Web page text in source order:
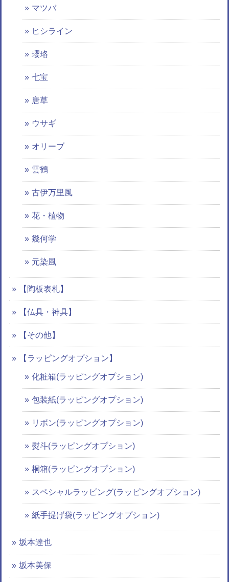
マツバ
ヒシライン
瓔珞
七宝
唐草
ウサギ
オリーブ
雲鶴
古伊万里風
花・植物
幾何学
元染風
【陶板表札】
【仏具・神具】
【その他】
【ラッピングオプション】
化粧箱(ラッピングオプション)
包装紙(ラッピングオプション)
リボン(ラッピングオプション)
熨斗(ラッピングオプション)
桐箱(ラッピングオプション)
スペシャルラッピング(ラッピングオプション)
紙手提げ袋(ラッピングオプション)
坂本達也
坂本美保